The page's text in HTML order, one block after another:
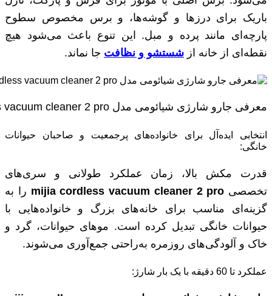
باریک برای درزها و گوشه‌ها، و برس مخصوص سطوح
پارچه‌ای مانند پرده و مبل. این تنوع باعث می‌شود هیچ
نقطه‌ای از خانه از شستشو و نظافت جا نماند.
معرفی جارو شارژی شیائومی مدل mijia cordless vacuum cleaner 2 pro
انتخابی ایده‌آل برای خانواده‌های پرجمعیت و صاحبان حیوانات
خانگی:
قدرت مکش بالا، زمان عملکرد طولانی و سری‌های
تخصصی mijia cordless vacuum cleaner 2 pro را به
گزینه‌ای مناسب برای خانه‌های بزرگ و خانواده‌هایی با
حیوانات خانگی تبدیل کرده است. موهای حیوانات، گرد و
خاک و آلودگی‌های روزمره به‌راحتی جمع‌آوری می‌شوند.
عملکرد تا 60 دقیقه با یک بار شارژ: